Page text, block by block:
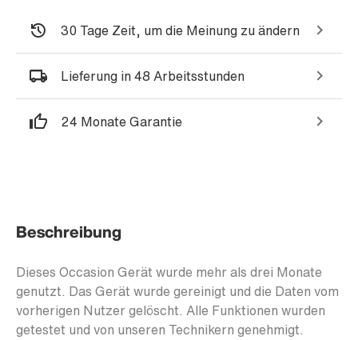
30 Tage Zeit, um die Meinung zu ändern
Lieferung in 48 Arbeitsstunden
24 Monate Garantie
Beschreibung
Dieses Occasion Gerät wurde mehr als drei Monate
genutzt. Das Gerät wurde gereinigt und die Daten vom
vorherigen Nutzer gelöscht. Alle Funktionen wurden
getestet und von unseren Technikern genehmigt.